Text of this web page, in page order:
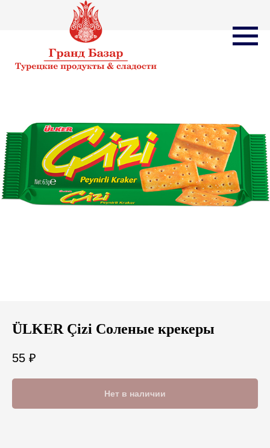
ÜLKER Çizi Соленые крекеры
55 ₽
Нет в наличии